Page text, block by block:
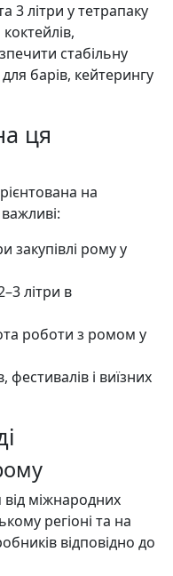
3 літри у тетрапаку
стабільну
барів, кейтерингу
ця
на
закупівлі рому у
літри в
роботи з ромом у
і виїзних
від міжнародних
регіоні та на
відповідно до